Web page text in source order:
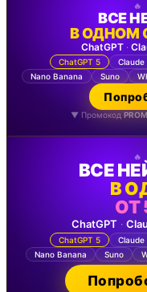
ВСЕ
В ОДНОМ
ChatGPT ·
ChatGPT 5 Claude
Nano Banana
Suno
▼ Промокод
ВСЕ
В
ОТ
ChatGPT ·
ChatGPT 5 Claude
Nano Banana
Suno